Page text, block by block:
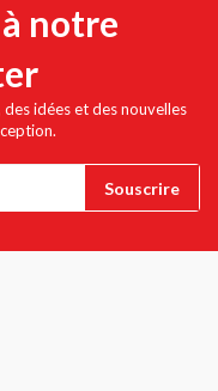
notre
idées et des nouvelles